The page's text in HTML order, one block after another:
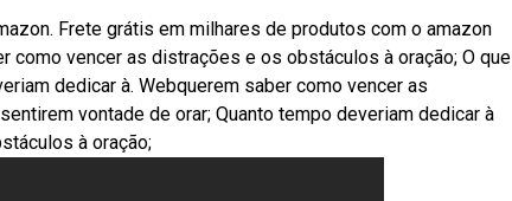
Frete grátis em milhares de produtos com o amazon
vencer as distrações e os obstáculos à oração; O que
dedicar à. Webquerem saber como vencer as
vontade de orar; Quanto tempo deveriam dedicar à
à oração;